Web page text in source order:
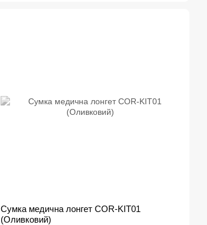
Сумка медична лонгет COR-KIT01
(Оливковий)